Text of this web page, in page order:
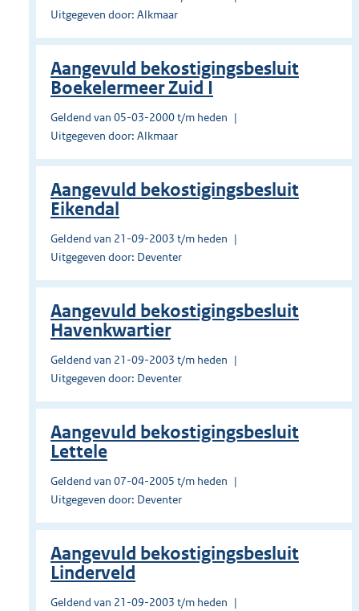
Uitgegeven door: Alkmaar
Aangevuld bekostigingsbesluit
Boekelermeer Zuid I
Geldend van 05-03-2000 t/m heden
Uitgegeven door: Alkmaar
Aangevuld bekostigingsbesluit
Eikendal
Geldend van 21-09-2003 t/m heden
Uitgegeven door: Deventer
Aangevuld bekostigingsbesluit
Havenkwartier
Geldend van 21-09-2003 t/m heden
Uitgegeven door: Deventer
Aangevuld bekostigingsbesluit
Lettele
Geldend van 07-04-2005 t/m heden
Uitgegeven door: Deventer
Aangevuld bekostigingsbesluit
Linderveld
Geldend van 21-09-2003 t/m heden